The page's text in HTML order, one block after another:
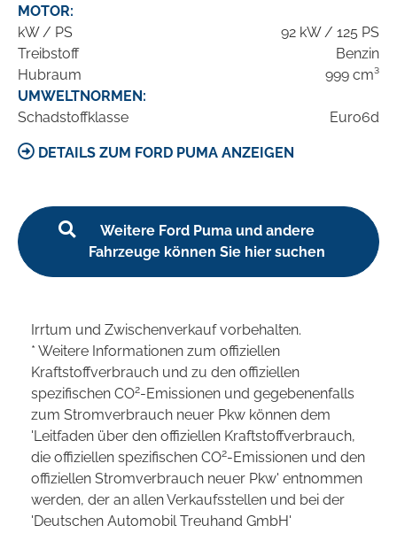
MOTOR:
kW / PS
92 kW / 125 PS
Treibstoff
Benzin
Hubraum
999 cm³
UMWELTNORMEN:
Schadstoffklasse
Euro6d
DETAILS ZUM FORD PUMA ANZEIGEN
Weitere Ford Puma und andere
Fahrzeuge können Sie hier suchen
Irrtum und Zwischenverkauf vorbehalten.
* Weitere Informationen zum offiziellen
Kraftstoffverbrauch und zu den offiziellen
spezifischen CO2-Emissionen und gegebenenfalls
zum Stromverbrauch neuer Pkw können dem
'Leitfaden über den offiziellen Kraftstoffverbrauch,
die offiziellen spezifischen CO2-Emissionen und den
offiziellen Stromverbrauch neuer Pkw' entnommen
werden, der an allen Verkaufsstellen und bei der
'Deutschen Automobil Treuhand GmbH'